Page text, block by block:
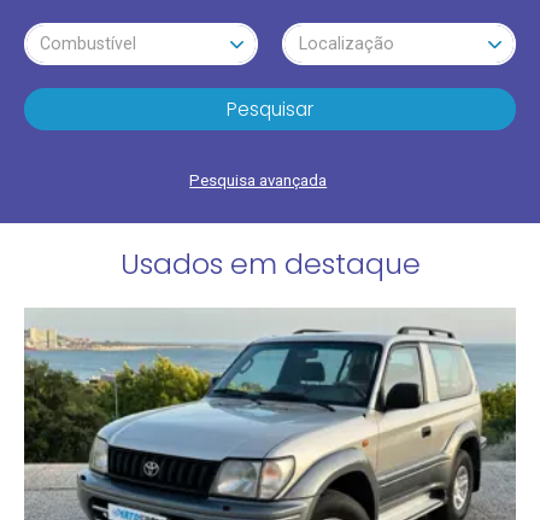
Combustível Localização
Pesquisar
Pesquisa avançada
Usados em destaque